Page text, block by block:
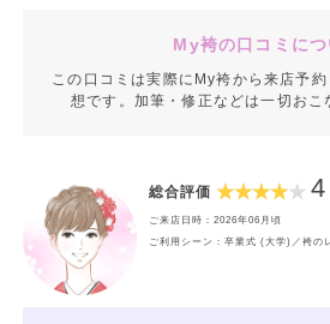
My袴の口コミにつ
この口コミは実際にMy袴から来店予
想です。加筆・修正などは一切おこ
総合評価
ご来店日時：2026年06月頃
ご利用シーン：卒業式 (大学)／袴の